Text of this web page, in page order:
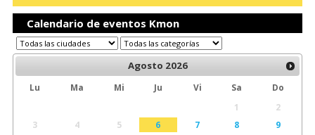
Calendario de eventos Kmon
Agosto 2026
Lu Ma Mi Ju Vi Sa
Do
1
2
3
4 5 6 7 8
9